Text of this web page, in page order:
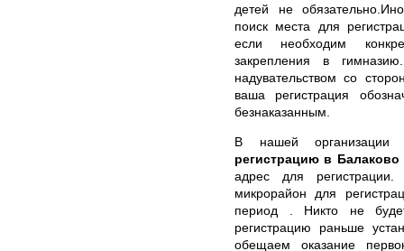
детей не
поиск места для
если необходим
закрепления в
надувательством со
ваша регистрация
безнаказанным.
В нашей
регистрацию в Балаково
адрес для
микрорайон для
период . Никто не
регистрацию раньше
обещаем оказание